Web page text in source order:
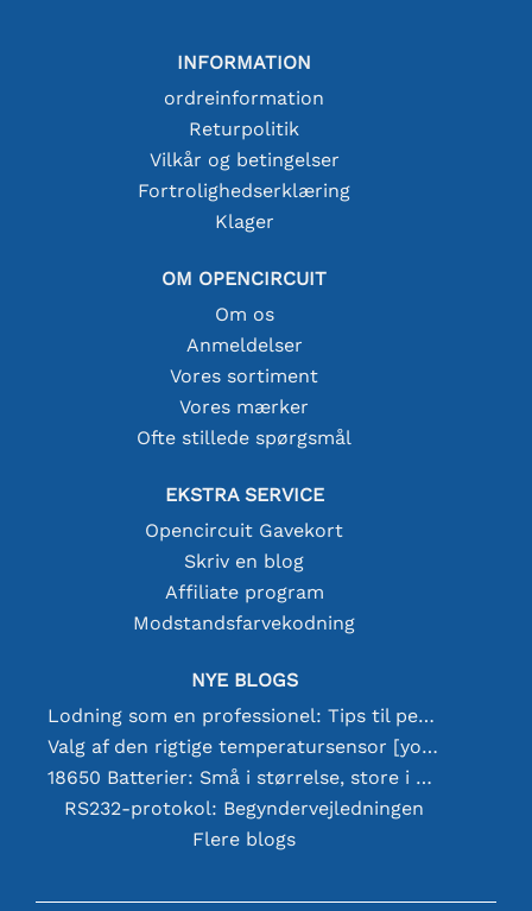
INFORMATION
ordreinformation
Returpolitik
Vilkår og betingelser
Fortrolighedserklæring
Klager
OM OPENCIRCUIT
Om os
Anmeldelser
Vores sortiment
Vores mærker
Ofte stillede spørgsmål
EKSTRA SERVICE
Opencircuit Gavekort
Skriv en blog
Affiliate program
Modstandsfarvekodning
NYE BLOGS
Lodning som en professionel: Tips til perfekte elektroniske forbindelser
Valg af den rigtige temperatursensor [youtube]
18650 Batterier: Små i størrelse, store i ydeevne
RS232-protokol: Begyndervejledningen
Flere blogs